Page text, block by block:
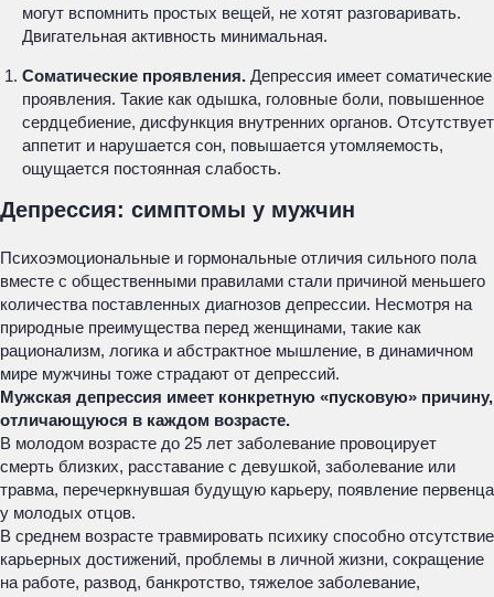
могут вспомнить простых вещей, не хотят разговаривать.
Двигательная активность минимальная.
Соматические проявления. Депрессия имеет соматические
проявления. Такие как одышка, головные боли, повышенное
сердцебиение, дисфункция внутренних органов. Отсутствует
аппетит и нарушается сон, повышается утомляемость,
ощущается постоянная слабость.
Депрессия: симптомы у мужчин
Психоэмоциональные и гормональные отличия сильного пола
вместе с общественными правилами стали причиной меньшего
количества поставленных диагнозов депрессии. Несмотря на
природные преимущества перед женщинами, такие как
рационализм, логика и абстрактное мышление, в динамичном
мире мужчины тоже страдают от депрессий.
Мужская депрессия имеет конкретную «пусковую» причину,
отличающуюся в каждом возрасте.
В молодом возрасте до 25 лет заболевание провоцирует
смерть близких, расставание с девушкой, заболевание или
травма, перечеркнувшая будущую карьеру, появление первенца
у молодых отцов.
В среднем возрасте травмировать психику способно отсутствие
карьерных достижений, проблемы в личной жизни, сокращение
на работе, развод, банкротство, тяжелое заболевание,